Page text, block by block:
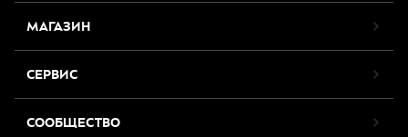
МАГАЗИН
СЕРВИС
СООБЩЕСТВО